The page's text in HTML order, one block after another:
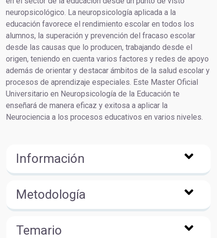
neuropsicológico. La neuropsicología aplicada a la
educación favorece el rendimiento escolar en todos los
alumnos, la superación y prevención del fracaso escolar
desde las causas que lo producen, trabajando desde el
origen, teniendo en cuenta varios factores y redes de apoyo
además de orientar y destacar ámbitos de la salud escolar y
procesos de aprendizaje especiales. Este Master Oficial
Universitario en Neuropsicología de la Educación te
enseñará de manera eficaz y exitosa a aplicar la
Neurociencia a los procesos educativos en varios niveles.
Información
Metodología
Temario